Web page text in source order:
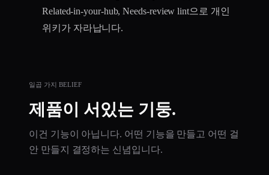
Related-in-your-hub, Needs-review lint으로 개인
위키가 자라납니다.
일곱 가지 BELIEF
제품이 서있는 기둥.
이건 기능이 아닙니다. 어떤 기능을 만들고 어떤 걸
안 만들지 결정하는 신념입니다.